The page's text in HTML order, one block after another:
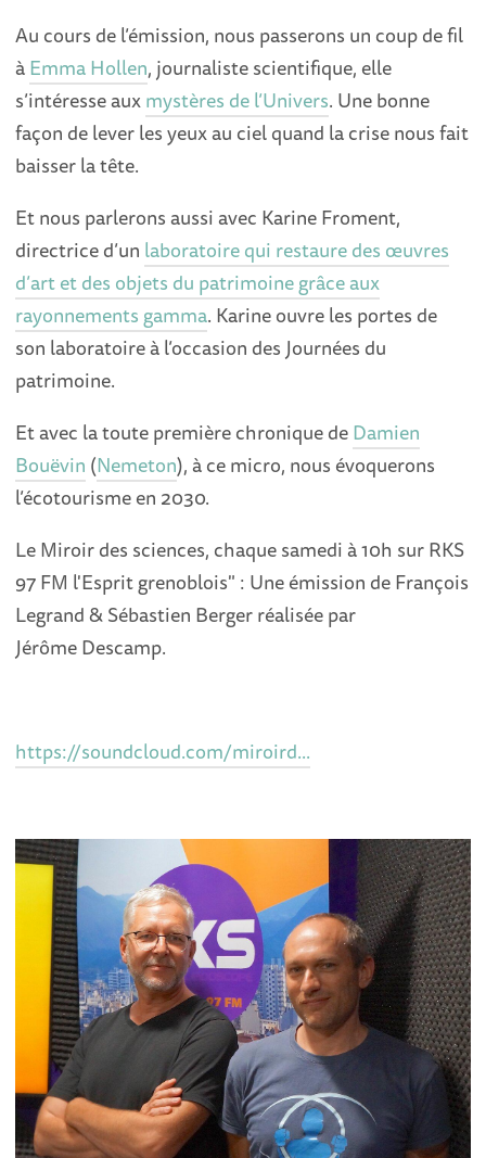
Au cours de l’émission, nous passerons un coup de fil
àEmma Hollen, journaliste scientifique, elle
s’intéresse auxmystères de l’Univers. Une bonne
façon de lever les yeux au ciel quand la crise nous fait
baisser la tête.
Et nous parlerons aussi avec Karine Froment,
directrice d’un laboratoire qui restaure des œuvres
d’art et des objets du patrimoine grâce aux
rayonnements gamma. Karine ouvre les portes de
son laboratoire à l’occasion des Journées du
patrimoine.
Et avec la toute première chronique deDamien
Bouëvin (Nemeton), à ce micro, nous évoquerons
l’écotourisme en 2030.
Le Miroir des sciences, chaque samedi à 10h sur RKS
97 FM l'Esprit grenoblois" : Une émission de François
Legrand & Sébastien Berger réalisée par
Jérôme Descamp.
https://soundcloud.com/miroird...